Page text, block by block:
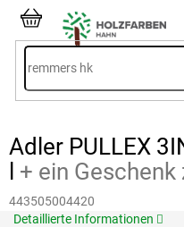
Inhalt
springenWARENKORB
Adler PULLEX
+ ein
443505004420
Detaillierte Informationen